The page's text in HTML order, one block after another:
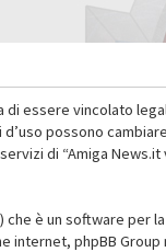
di essere vincolato
possono
di “Amiga
che è un software
internet, phpBB